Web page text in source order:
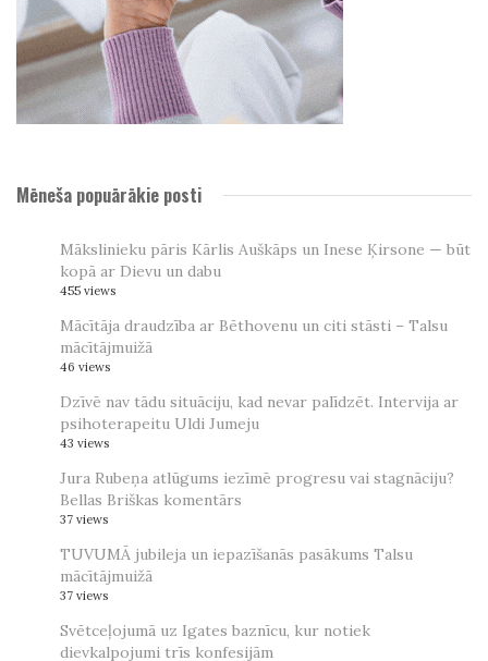
Mēneša popuārākie posti
Mākslinieku pāris Kārlis Auškāps un Inese Ķirsone — būt
kopā ar Dievu un dabu
455 views
Mācītāja draudzība ar Bēthovenu un citi stāsti – Talsu
mācītājmuižā
46 views
Dzīvē nav tādu situāciju, kad nevar palīdzēt. Intervija ar
psihoterapeitu Uldi Jumeju
43 views
Jura Rubeņa atlūgums iezīmē progresu vai stagnāciju?
Bellas Briškas komentārs
37 views
TUVUMĀ jubileja un iepazīšanās pasākums Talsu
mācītājmuižā
37 views
Svētceļojumā uz Igates baznīcu, kur notiek
dievkalpojumi trīs konfesijām